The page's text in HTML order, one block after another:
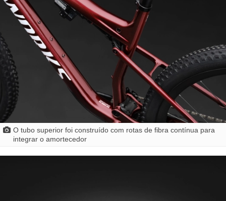
O tubo superior foi construído com rotas de fibra contínua para
integrar o amortecedor